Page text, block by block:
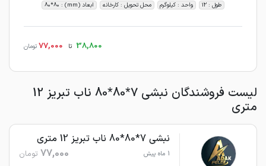
طول : 12 واحد : کیلوگرم محل تحویل : کارخانه ابعاد (mm) : 80*80
38,800 تا 77,000 تومان
لیست فروشندگان نبشی 7*80*80 ناب تبریز 12
متری
نبشی 7*80*80 ناب تبریز 12 متری
1 ماه پیش 77,000 تومان